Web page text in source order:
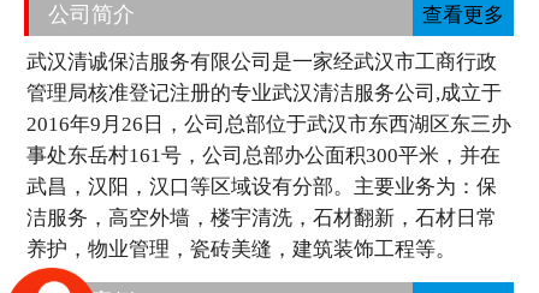
公司简介 查看更多
武汉清诚保洁服务有限公司是一家经武汉市工商行政
管理局核准登记注册的专业武汉清洁服务公司,成立于
2016年9月26日，公司总部位于武汉市东西湖区东三办
事处东岳村161号，公司总部办公面积300平米，并在
武昌，汉阳，汉口等区域设有分部。主要业务为：保
洁服务，高空外墙，楼宇清洗，石材翻新，石材日常
养护，物业管理，瓷砖美缝，建筑装饰工程等。